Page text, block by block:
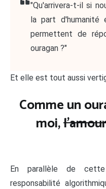
"Qu'arrivera-t-il si
la part
permettent de
ouragan ?"
Et elle est tout aussi
Comme un
moi,l'amour
En parallèle de
responsabilité